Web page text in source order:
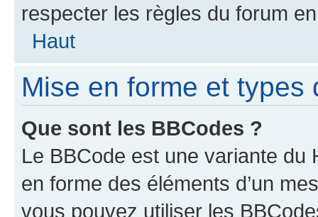
respecter les règles du forum
Haut
Mise en forme et types
Que sont les BBCodes ?
Le BBCode est une variante du
en forme des éléments d’un
vous pouvez utiliser les